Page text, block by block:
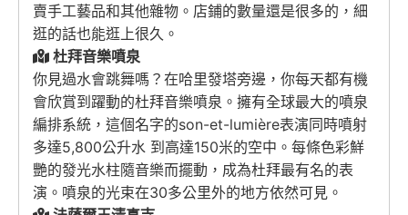
賣手工藝品和其他雜物。店鋪的數量還是很多的，細
逛的話也能逛上很久。
杜拜音樂噴泉
你見過水會跳舞嗎？在哈里發塔旁邊，你每天都有機
會欣賞到躍動的杜拜音樂噴泉。擁有全球最大的噴泉
編排系統，這個名字的son-et-lumière表演同時噴射
多達5,800公升水 到高達150米的空中。每條色彩鮮
艷的發光水柱隨音樂而擺動，成為杜拜最有名的表
演。噴泉的光束在30多公里外的地方依然可見。